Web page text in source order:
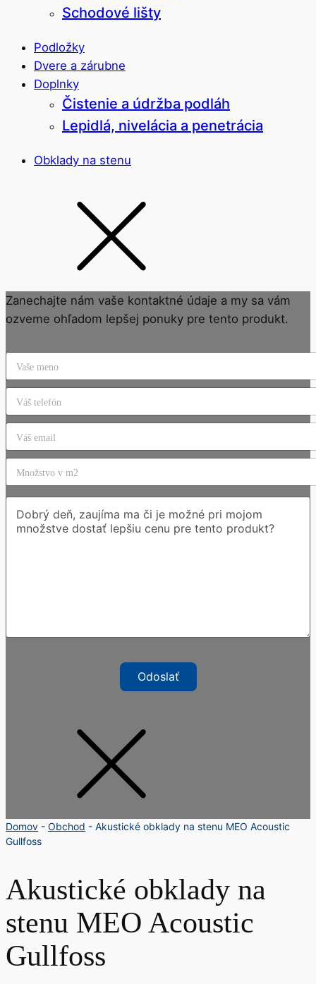
Schodové lišty
Podložky
Dvere a zárubne
Doplnky
Čistenie a údržba podláh
Lepidlá, nivelácia a penetrácia
Obklady na stenu
Zanechajte nám vaše kontaktné údaje a my sa vám
ozveme ohľadom lepšej ponuky pre tento produkt.
Odoslať
Domov - Obchod - Akustické obklady na stenu MEO Acoustic
Gullfoss
Akustické obklady na
stenu MEO Acoustic
Gullfoss